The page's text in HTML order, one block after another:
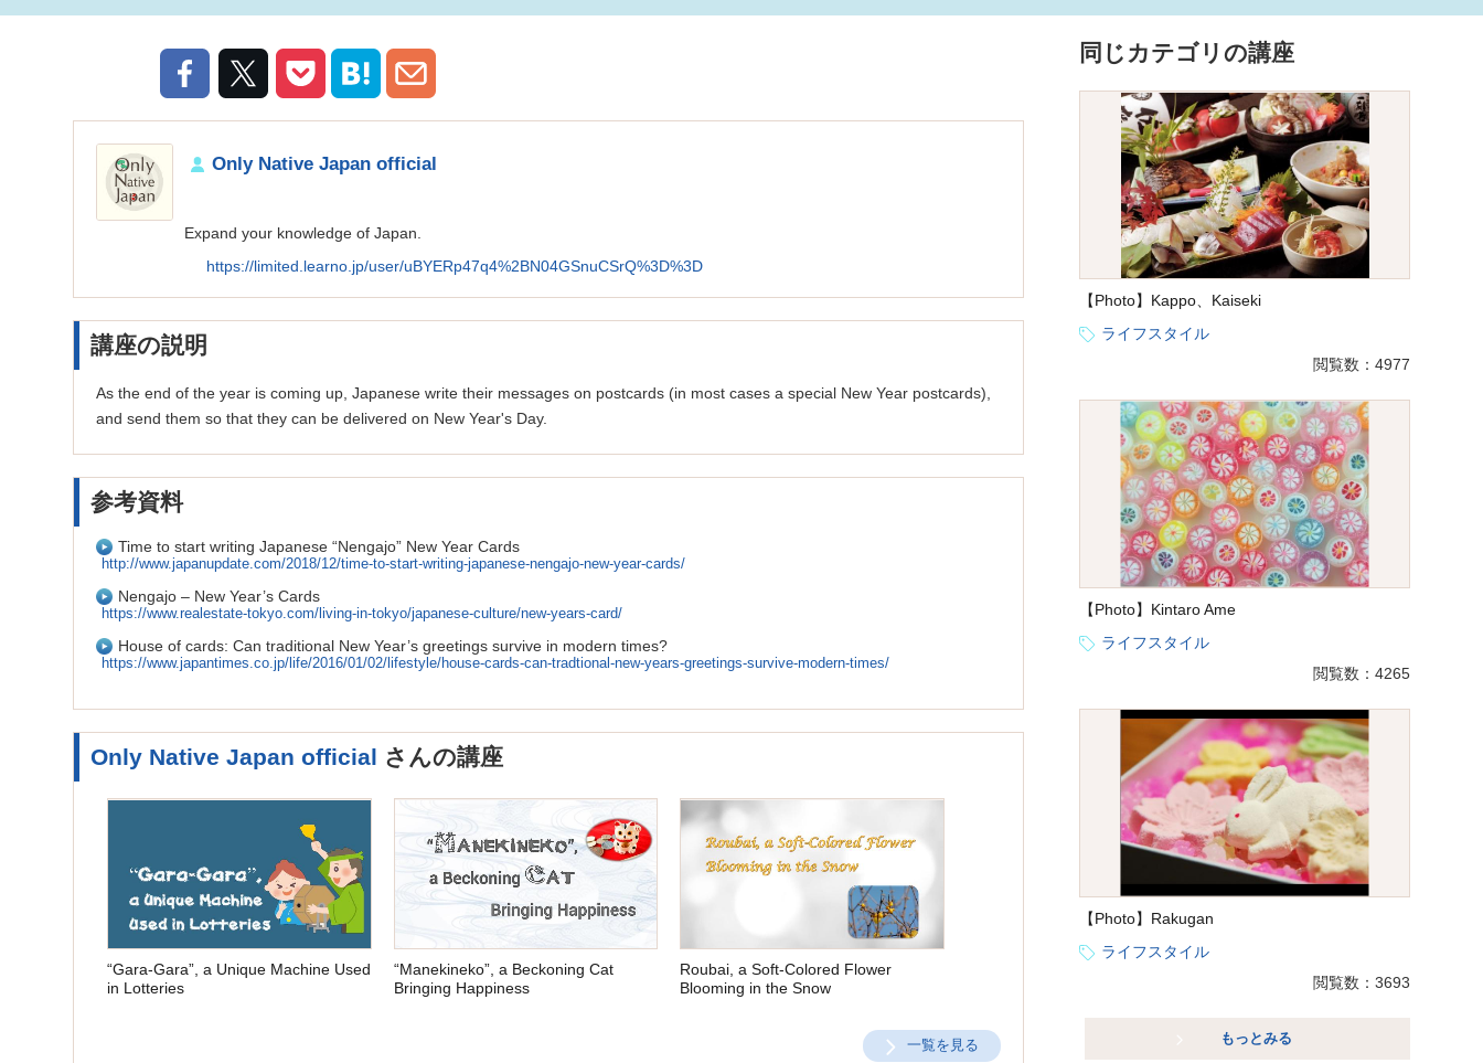
Only Native Japan official
Expand your knowledge of Japan.
https://limited.learno.jp/user/uBYERp47q4%2BN04GSnuCSrQ%3D%3D
講座の説明
As the end of the year is coming up, Japanese write their messages on postcards (in most cases a special New Year postcards),
and send them so that they can be delivered on New Year's Day.
参考資料
Time to start writing Japanese “Nengajo” New Year Cards
http://www.japanupdate.com/2018/12/time-to-start-writing-japanese-nengajo-new-year-cards/
Nengajo – New Year’s Cards
https://www.realestate-tokyo.com/living-in-tokyo/japanese-culture/new-years-card/
House of cards: Can traditional New Year’s greetings survive in modern times?
https://www.japantimes.co.jp/life/2016/01/02/lifestyle/house-cards-can-tradtional-new-years-greetings-survive-modern-times/
Only Native Japan official さんの講座
“Gara-Gara”, a Unique Machine Used
in Lotteries
“Manekineko”, a Beckoning Cat
Bringing Happiness
Roubai, a Soft-Colored Flower
Blooming in the Snow
一覧を見る
同じカテゴリの講座
【Photo】Kappo、Kaiseki
ライフスタイル
閲覧数：4977
【Photo】Kintaro Ame
ライフスタイル
閲覧数：4265
【Photo】Rakugan
ライフスタイル
閲覧数：3693
もっとみる